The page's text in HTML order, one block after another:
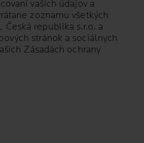
vašich údajov a
zoznamu všetkých
Česká republika s.r.o. a
stránok a sociálnych
Zásadách ochrany